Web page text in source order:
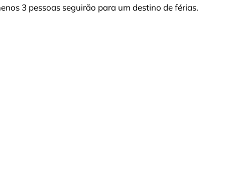
3 pessoas seguirão para um destino de férias.